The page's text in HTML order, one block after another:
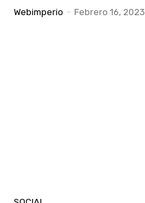
Webimperio - Febrero 16, 2023